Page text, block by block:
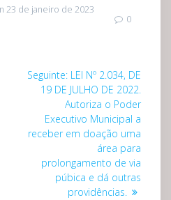
23 de janeiro de 2023
0
Seguinte: Post
seguinte:
LEI Nº 2.034, DE
19 DE JULHO DE 2022.
Autoriza o Poder
Executivo Municipal a
receber em doação uma
área para
prolongamento de via
púbica e dá outras
providências.